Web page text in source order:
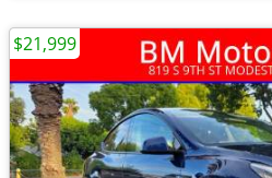
$21,999